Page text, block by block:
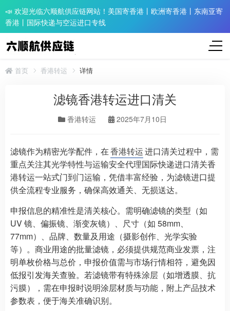
📣 欢迎光临六顺航供应链网站！美国寄香港丨欧洲寄香港丨东南亚寄
香港丨国际快递与空运进口专线
首页 香港转运 详情
滤镜香港转运进口清关
香港转运 2025年7月10日
滤镜作为精密光学配件，在香港转运进口清关过程中，需
重点关注其光学特性与运输安全代理国际快递进口清关香
港转运一站式门到门运输，凭借丰富经验，为滤镜进口提
供全流程专业服务，确保高效通关、无损送达。
申报信息的精准性是清关核心。需明确滤镜的类型（如
UV 镜、偏振镜、渐变灰镜）、尺寸（如 58mm、
77mm）、品牌、数量及用途（摄影创作、光学实验
等）。商业用途的批量滤镜，必须提供规范商业发票，注
明单枚价格与总价，申报价值需与市场行情相符，避免因
低报引发海关查验。若滤镜带有特殊涂层（如增透膜、抗
污膜），需在申报时说明涂层材质与功能，附上产品技术
参数表，便于海关准确识别。